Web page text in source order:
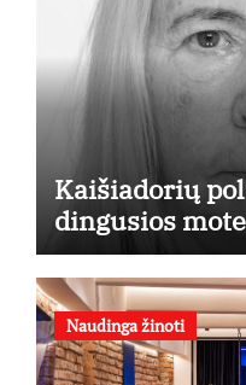
Kaišiadorių
dingusios
Naudinga žinoti